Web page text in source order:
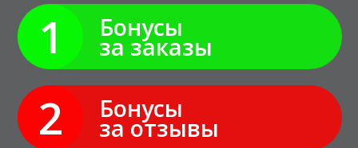
1 Бонусы
за заказы
2 Бонусы
за отзывы